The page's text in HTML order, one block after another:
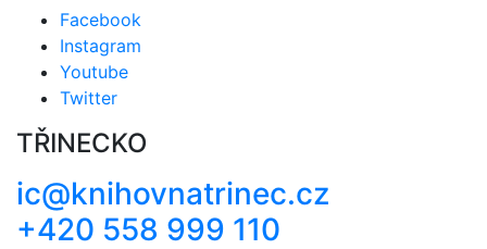
Facebook
Instagram
Youtube
Twitter
TŘINECKO
ic@knihovnatrinec.cz
+420 558 999 110